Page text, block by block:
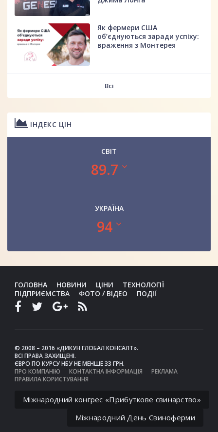
Як фермери США
об’єднуються заради успіху:
враження з Монтерея
Всі
ІНДЕКС ЦІН
СВІТ
89.7
УКРАЇНА
94
ГОЛОВНА НОВИНИ ЦІНИ
ТЕХНОЛОГІЇ
ПІДПРИЄМСТВА
ФОТО / ВІДЕО ПОДІЇ
© 2008 – 2016 «ДИКУН ГЛОБАЛ КОНСАЛТ».
ВСІ ПРАВА ЗАХИЩЕНІ.
ЄВРО ПО КУРСУ НБУ НЕ МЕНШЕ 33 ГРН.
ПРО КОМПАНІЮ
КОНТАКТНА ІНФОРМАЦІЯ
РЕКЛАМА
ПРАВИЛА КОРИСТУВАННЯ
Міжнародний конгрес «Прибуткове свинарство»
Міжнародний День Свиноферми